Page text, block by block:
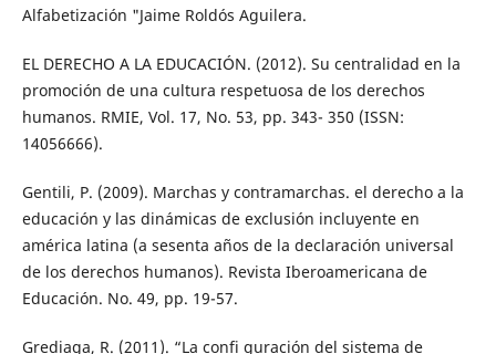
Alfabetización "Jaime Roldós Aguilera.
EL DERECHO A LA EDUCACIÓN. (2012). Su centralidad en la
promoción de una cultura respetuosa de los derechos
humanos. RMIE, Vol. 17, No. 53, pp. 343- 350 (ISSN:
14056666).
Gentili, P. (2009). Marchas y contramarchas. el derecho a la
educación y las dinámicas de exclusión incluyente en
américa latina (a sesenta años de la declaración universal
de los derechos humanos). Revista Iberoamericana de
Educación. No. 49, pp. 19-57.
Grediaga, R. (2011). “La confi guración del sistema de